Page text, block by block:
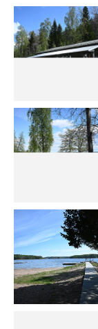
rannalla
pääsee
irti
arjesta
Lue
Saariston
Rengastien
portilla
äärellä
ja
vehreän
virkistysalueen
laidalla
Lue
Leirintäoppaan
artikkeli:
Yksilöä